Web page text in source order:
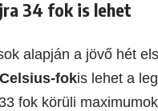
34 fok is lehet
alapján a jövő hét
fokis lehet a
fok körüli